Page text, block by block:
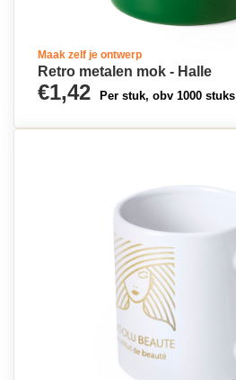
Maak zelf je ontwerp
Retro metalen mok - Halle
€1,42 Per stuk, obv 1000 stuks